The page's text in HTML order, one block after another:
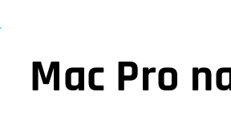
Mac Pro